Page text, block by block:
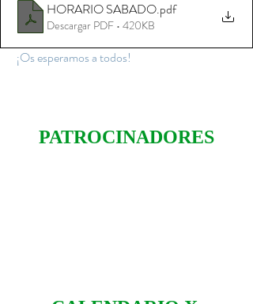
HORARIO SABADO.pdf
Descargar PDF • 420KB
¡Os esperamos a todos!
PATROCINADORES